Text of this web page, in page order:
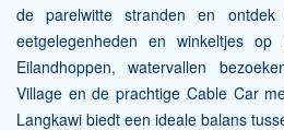
de parelwitte stranden en
eetgelegenheden en winkeltjes
Eilandhoppen, watervallen
Village en de prachtige Cable Car
Langkawi biedt een ideale balans